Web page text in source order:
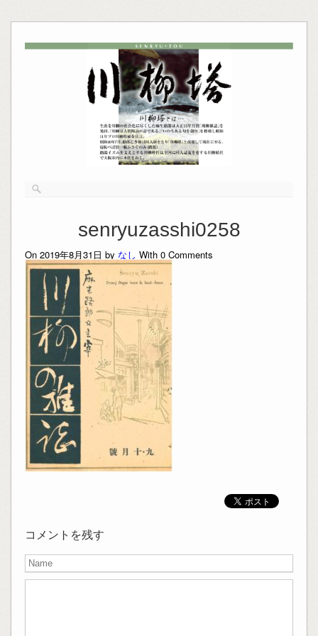
senryuzasshi0258
On 2019年8月31日 by なし With 0Comments
コメントを残す